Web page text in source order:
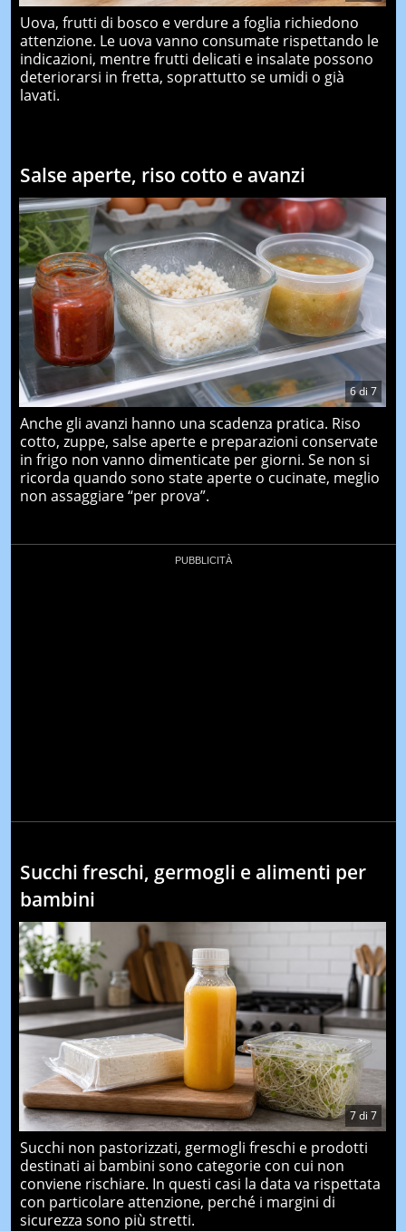
Uova, frutti di bosco e verdure a foglia richiedono
attenzione. Le uova vanno consumate rispettando le
indicazioni, mentre frutti delicati e insalate possono
deteriorarsi in fretta, soprattutto se umidi o già
lavati.
Salse aperte, riso cotto e avanzi
6di7
Anche gli avanzi hanno una scadenza pratica. Riso
cotto, zuppe, salse aperte e preparazioni conservate
in frigo non vanno dimenticate per giorni. Se non si
ricorda quando sono state aperte o cucinate, meglio
non assaggiare “per prova”.
Succhi freschi, germogli e alimenti per
bambini
7di 7
Succhi non pastorizzati, germogli freschi e prodotti
destinati ai bambini sono categorie con cui non
conviene rischiare. In questi casi la data va rispettata
con particolare attenzione, perché i margini di
sicurezza sono più stretti.